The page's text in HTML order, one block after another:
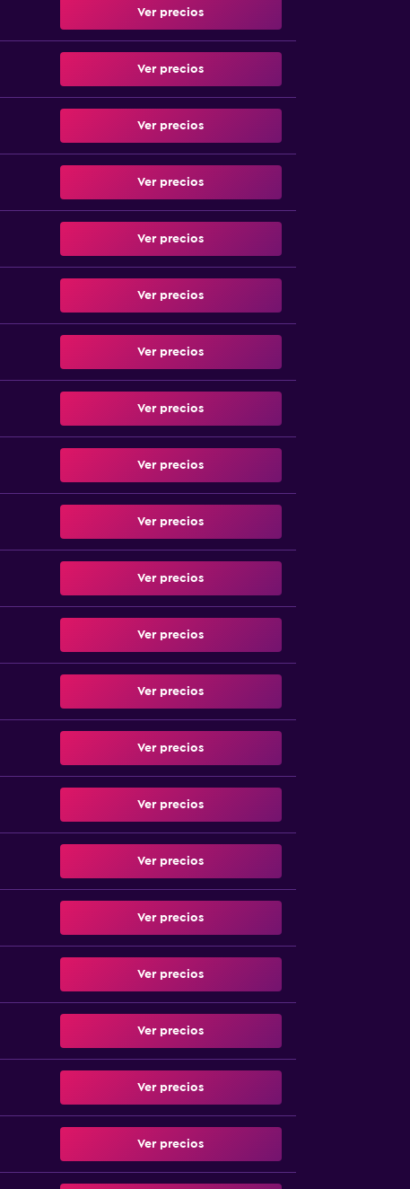
Ver precios
Ver precios
Ver precios
Ver precios
Ver precios
Ver precios
Ver precios
Ver precios
Ver precios
Ver precios
Ver precios
Ver precios
Ver precios
Ver precios
Ver precios
Ver precios
Ver precios
Ver precios
Ver precios
Ver precios
Ver precios